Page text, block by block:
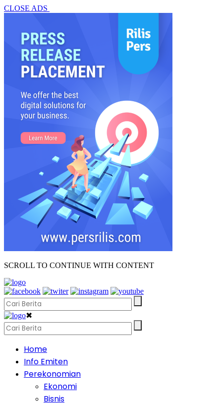
CLOSE ADS
SCROLL TO CONTINUE WITH CONTENT
✖
Home
Info Emiten
Perekonomian
Ekonomi
Bisnis